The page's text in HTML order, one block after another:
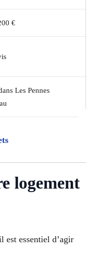
€
Les Pennes
logement
est essentiel d’agir